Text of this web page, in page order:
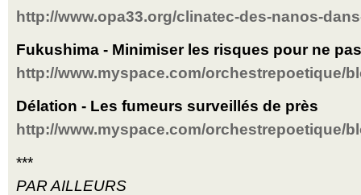
http://www.opa33.org/clinatec-des-nanos-
Fukushima - Minimiser les risques pour ne
http://www.myspace.com/orchestrepoetique/
Délation - Les fumeurs surveillés de près
http://www.myspace.com/orchestrepoetique/
***
PAR AILLEURS